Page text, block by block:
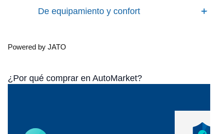
De equipamiento y confort
Powered by JATO
¿Por qué comprar en AutoMarket?